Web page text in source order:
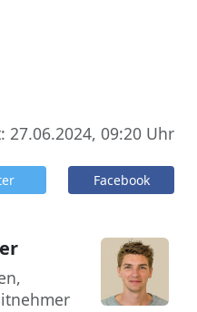
27.06.2024, 09:20 Uhr
Facebook